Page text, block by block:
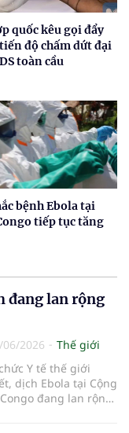
quốc kêu gọi đẩy
độ chấm dứt đại
toàn cầu
bệnh Ebola tại
tiếp tục tăng
đang lan rộng
06/2026
Thế giới
Y tế thế giới
dịch Ebola tại Cộng
đang lan rộng